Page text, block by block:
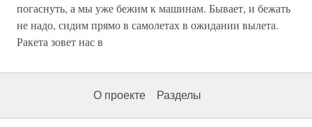
погаснуть, а мы уже бежим к машинам. Бывает, и бежать
не надо, сидим прямо в самолетах в ожидании вылета.
Ракета зовет нас в
О проекте Разделы